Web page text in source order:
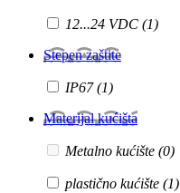
12...24 VDC (1)
Stepen zaštite
IP67 (1)
Materijal kućišta
Metalno kućište (0)
plastično kućište (1)